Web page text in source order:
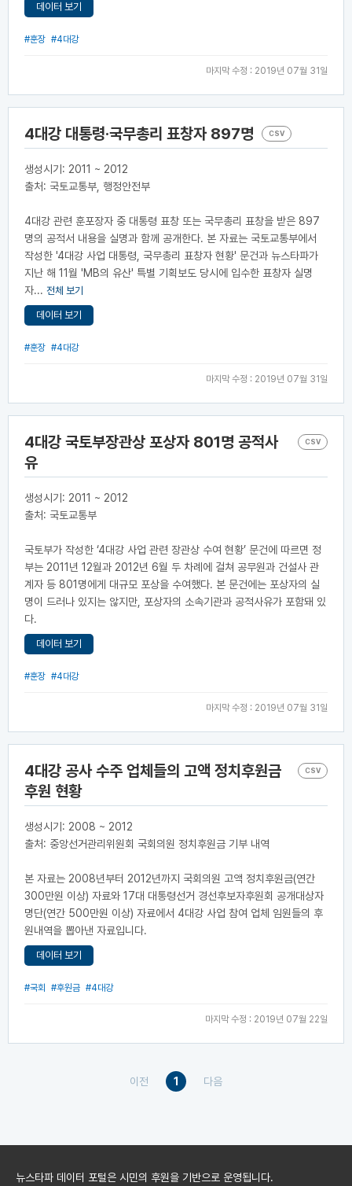
데이터 보기
#훈장 #4대강
마지막 수정 : 2019년 07월 31일
4대강 대통령·국무총리 표창자 897명 CSV
생성시기: 2011 ~ 2012
출처: 국토교통부, 행정안전부
4대강 관련 훈포장자 중 대통령 표창 또는 국무총리 표창을 받은 897
명의 공적서 내용을 실명과 함께 공개한다. 본 자료는 국토교통부에서
작성한 '4대강 사업 대통령, 국무총리 표창자 현황' 문건과 뉴스타파가
지난 해 11월 'MB의 유산' 특별 기획보도 당시에 입수한 표창자 실명
자... 전체 보기
데이터 보기
#훈장 #4대강
마지막 수정 : 2019년 07월 31일
4대강 국토부장관상 포상자 801명 공적사
유
CSV
생성시기: 2011 ~ 2012
출처: 국토교통부
국토부가 작성한 ‘4대강 사업 관련 장관상 수여 현황’ 문건에 따르면 정
부는 2011년 12월과 2012년 6월 두 차례에 걸쳐 공무원과 건설사 관
계자 등 801명에게 대규모 포상을 수여했다. 본 문건에는 포상자의 실
명이 드러나 있지는 않지만, 포상자의 소속기관과 공적사유가 포함돼 있
다.
데이터 보기
#훈장 #4대강
마지막 수정 : 2019년 07월 31일
4대강 공사 수주 업체들의 고액 정치후원금
후원 현황
CSV
생성시기: 2008 ~ 2012
출처: 중앙선거관리위원회 국회의원 정치후원금 기부 내역
본 자료는 2008년부터 2012년까지 국회의원 고액 정치후원금(연간
300만원 이상) 자료와 17대 대통령선거 경선후보자후원회 공개대상자
명단(연간 500만원 이상) 자료에서 4대강 사업 참여 업체 임원들의 후
원내역을 뽑아낸 자료입니다.
데이터 보기
#국회 #후원금 #4대강
마지막 수정 : 2019년 07월 22일
이전 1 다음
뉴스타파 데이터 포털은 시민의 후원을 기반으로 운영됩니다.